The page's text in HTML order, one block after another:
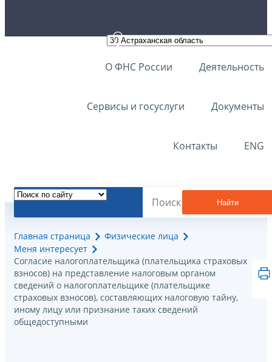
О ФНС России Деятельность
Сервисы и госуслуги Документы
Контакты ENG
Найти
Главная страница
Физические лица
Меня интересует
Согласие налогоплательщика (плательщика страховых
взносов) на представление налоговым органом
сведений о налогоплательщике (плательщике
страховых взносов), составляющих налоговую тайну,
иному лицу или признание таких сведений
общедоступными